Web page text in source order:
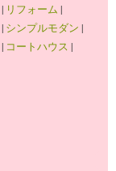
| リフォーム |
| シンプルモダン |
| コートハウス |